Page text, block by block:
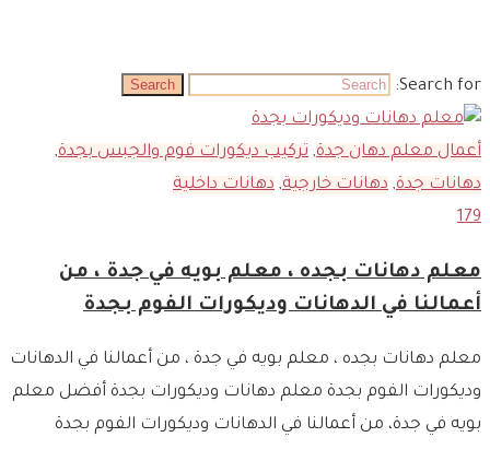
Search for:
Search
أعمال معلم دهان جدة, تركيب ديكورات فوم والجبس بجدة,
دهانات جدة, دهانات خارجية, دهانات داخلية
179
معلم دهانات بجده ، معلم بويه في جدة ، من
أعمالنا في الدهانات وديكورات الفوم بجدة
معلم دهانات بجده ، معلم بويه في جدة ، من أعمالنا في الدهانات
وديكورات الفوم بجدة معلم دهانات وديكورات بجدة أفضل معلم
بويه في جدة، من أعمالنا في الدهانات وديكورات الفوم بجدة